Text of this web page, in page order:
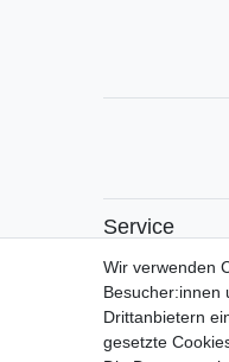
Service
Mein Konto
Versand &
Wir verwenden
Besucher:innen
Drittanbietern
gesetzte